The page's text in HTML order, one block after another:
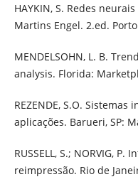
HAYKIN, S. Redes
Martins Engel. 2.ed.
MENDELSOHN, L. B.
analysis. Florida:
REZENDE, S.O.
aplicações. Barueri, SP:
RUSSELL, S.; NORVIG,
reimpressão. Rio de